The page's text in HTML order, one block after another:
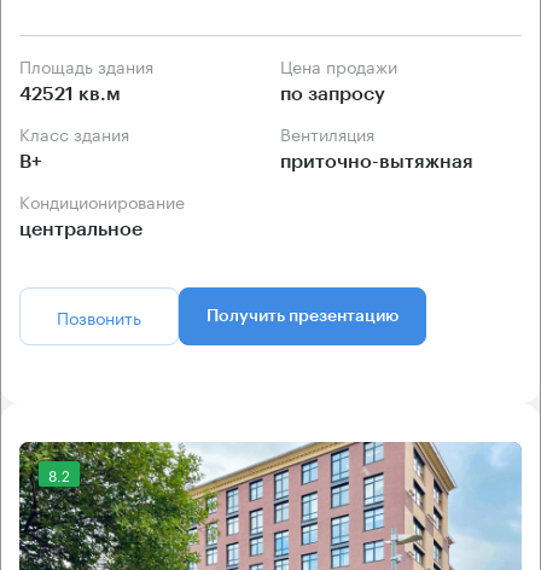
Площадь здания
42521 кв.м
Цена продажи
по запросу
Класс здания
B+
Вентиляция
приточно-вытяжная
Кондиционирование
центральное
Позвонить Получить презентацию
8.2